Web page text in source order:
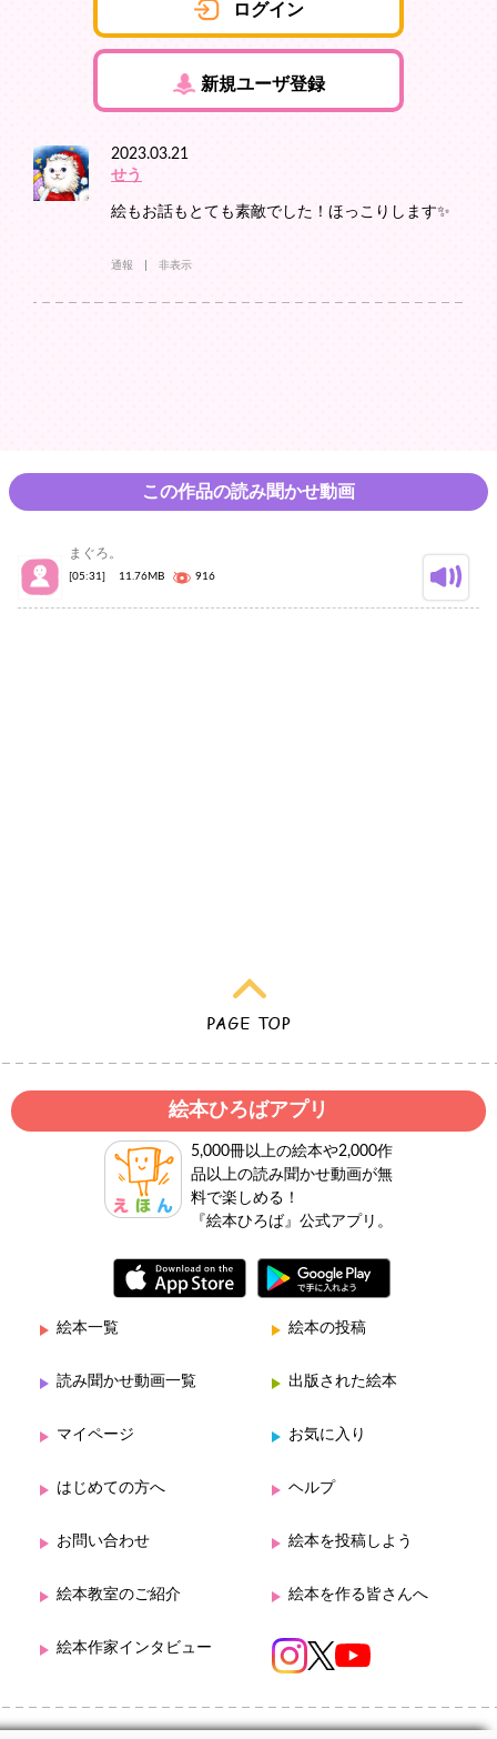
ログイン
新規ユーザ登録
2023.03.21
せう
絵もお話もとても素敵でした！ほっこりします✨
通報 非表示
この作品の読み聞かせ動画
まぐろ。
[05:31] 11.76MB 916
絵本ひろばアプリ
5,000冊以上の絵本や2,000作
品以上の読み聞かせ動画が無
料で楽しめる！
『絵本ひろば』公式アプリ。
絵本一覧 絵本の投稿
読み聞かせ動画一覧 出版された絵本
マイページ お気に入り
はじめての方へ ヘルプ
お問い合わせ 絵本を投稿しよう
絵本教室のご紹介 絵本を作る皆さんへ
絵本作家インタビュー